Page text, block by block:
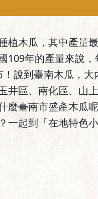
植木瓜，其中產量
109年的產量來說
！說到臺南木瓜，大
井區、南化區、山
麼臺南市盛產木瓜
一起到「在地特色